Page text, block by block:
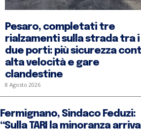
Pesaro, completati tre
rialzamenti sulla strada tra i
due porti: più sicurezza
alta velocità e gare
clandestine
8 Agosto 2026
Fermignano, Sindaco Feduzi:
“Sulla TARI la minoranza arriva